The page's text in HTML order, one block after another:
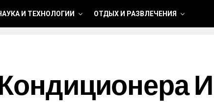
И ТЕХНОЛОГИИ ОТДЫХ И РАЗВЛЕЧЕНИЯ